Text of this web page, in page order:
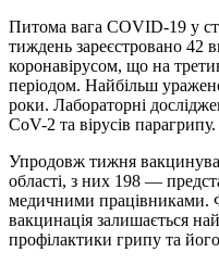
Питома вага COVID-19 у
тиждень зареєстровано 42
коронавірусом, що на
періодом. Найбільш
роки. Лабораторні
CoV-2 та вірусів парагрипу.
Упродовж тижня
області, з них 198 —
медичними працівниками.
вакцинація залишається
профілактики грипу та